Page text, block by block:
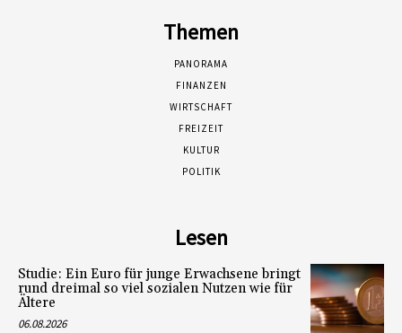
Themen
PANORAMA
FINANZEN
WIRTSCHAFT
FREIZEIT
KULTUR
POLITIK
Lesen
Studie: Ein Euro für junge Erwachsene bringt
rund dreimal so viel sozialen Nutzen wie für
Ältere
06.08.2026